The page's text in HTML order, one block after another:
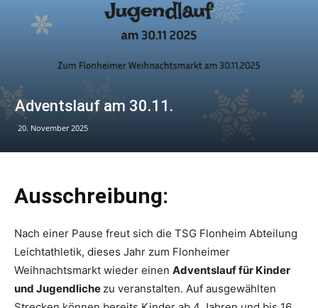
Adventslauf am 30.11.
20. November 2025
Ausschreibung:
Nach einer Pause freut sich die TSG Flonheim Abteilung
Leichtathletik, dieses Jahr zum Flonheimer
Weihnachtsmarkt wieder einen Adventslauf für Kinder
und Jugendliche zu veranstalten. Auf ausgewählten